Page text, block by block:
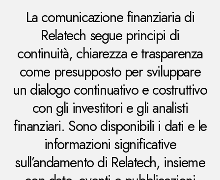
La comunicazione finanziaria di
Relatech segue principi di
continuità, chiarezza e trasparenza
come presupposto per sviluppare
un dialogo continuativo e costruttivo
con gli investitori e gli analisti
finanziari. Sono disponibili i dati e le
informazioni significative
sull’andamento di Relatech, insieme